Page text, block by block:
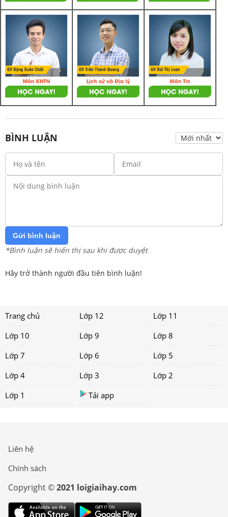
BÌNH LUẬN
Gửi bình luận
*Bình luận sẽ hiển thị sau khi được duyệt
Hãy trở thành người đầu tiên bình luận!
Trang chủ Lớp 12
Lớp 11
Lớp 10
Lớp 9
Lớp 8
Lớp 7
Lớp 6
Lớp 5
Lớp 4
Lớp 3
Lớp 2
Lớp 1
Tải app
Liên hệ
Chính sách
Copyright ©2021 loigiaihay.com